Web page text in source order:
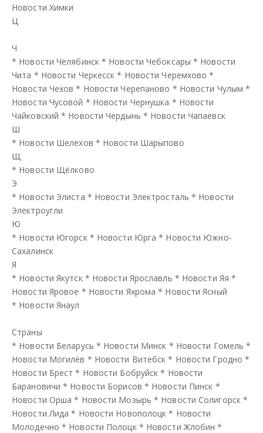
Новости Химки
Ц
Ч
* Новости Челябинск * Новости Чебоксары * Новости
Чита * Новости Черкесск * Новости Черемхово *
Новости Чехов * Новости Черепаново * Новости Чулым *
Новости Чусовой * Новости Чернушка * Новости
Чайковский * Новости Чердынь * Новости Чапаевск
Ш
* Новости Шелехов * Новости Шарыпово
Щ
* Новости Щёлково
Э
* Новости Элиста * Новости Электросталь * Новости
Электроугли
Ю
* Новости Югорск * Новости Юрга * Новости Южно-
Сахалинск
Я
* Новости Якутск * Новости Ярославль * Новости Яя *
Новости Яровое * Новости Яхрома * Новости Ясный
* Новости Янаул
Страны
* Новости Беларусь * Новости Минск * Новости Гомель *
Новости Могилёв * Новости Витебск * Новости Гродно *
Новости Брест * Новости Бобруйск * Новости
Барановичи * Новости Борисов * Новости Пинск *
Новости Орша * Новости Мозырь * Новости Солигорск *
Новости Лида * Новости Новополоцк * Новости
Молодечно * Новости Полоцк * Новости Жлобин *